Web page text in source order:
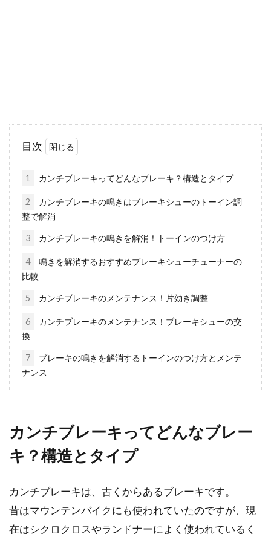
一方通行の標識のある道路は自転車
ている人は少ないかも知れません。しかし、自
り効きが良いの？
こんにちは、じてんしゃライターふくだです。
様々な自転車のサドルたち
道行く自転車を見ていると、自転車の中でも特
目次
1 カンチブレーキってどんなブレーキ？構造とタイプ
2
カンチブレーキの鳴きはブレーキシューのトーイン調
整で解消
3 カンチブレーキの鳴きを解消！トーインのつけ方
4
鳴きを解消するおすすめブレーキシューチューナーの
比較
5 カンチブレーキのメンテナンス！片効き調整
6
カンチブレーキのメンテナンス！ブレーキシューの交
換
7
ブレーキの鳴きを解消するトーインのつけ方とメンテ
ナンス
カンチブレーキってどんなブレー
キ？構造とタイプ
カンチブレーキは、古くからあるブレーキです。
昔はマウンテンバイクにも使われていたのですが、現
在はシクロクロスやランドナーによく使われているく